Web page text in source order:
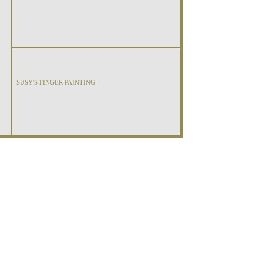
SUSY'S FINGER PAINTING